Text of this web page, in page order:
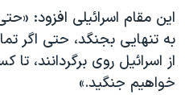
این مقام اسرائیلی افزود:
به تنهایی بجنگد، حتی اگر
از اسرائیل روی برگردانند،
خواهیم جنگید.»